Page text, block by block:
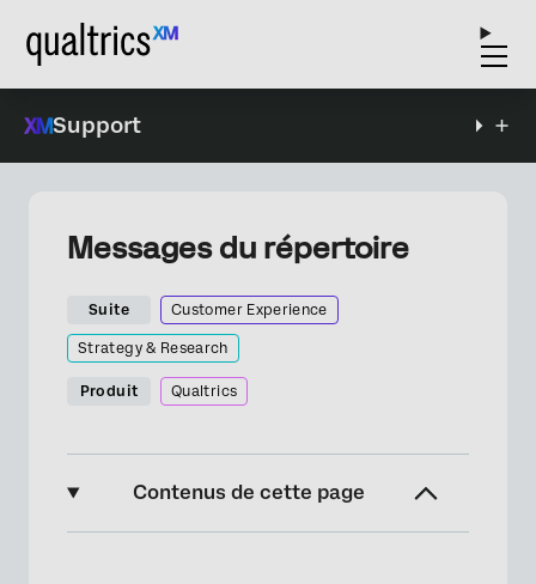
Support
Messages du répertoire
Suite Customer Experience
Strategy & Research
Produit Qualtrics
Contenus de cette page